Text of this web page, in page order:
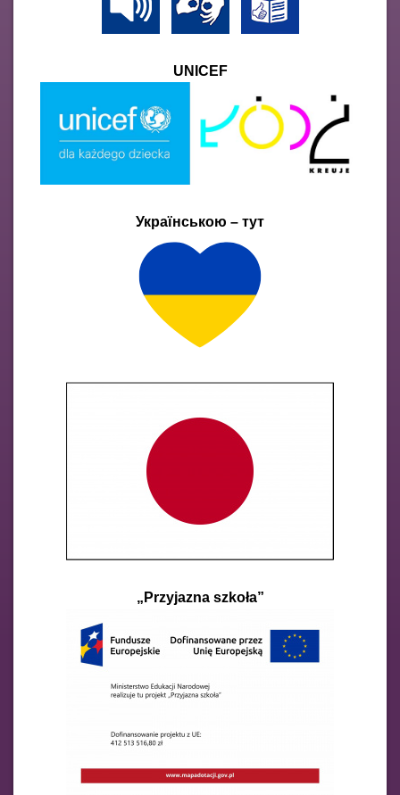
UNICEF
Українською – тут
„Przyjazna szkoła”